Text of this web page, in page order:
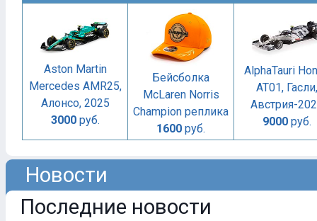
Aston Martin
Mercedes AMR25,
Алонсо, 2025
3000руб.
Бейсболка
McLaren Norris
Champion реплика
1600 руб.
AlphaTauri
AT01, Гасли,
Австрия-
9000 руб.
Новости
Последние новости